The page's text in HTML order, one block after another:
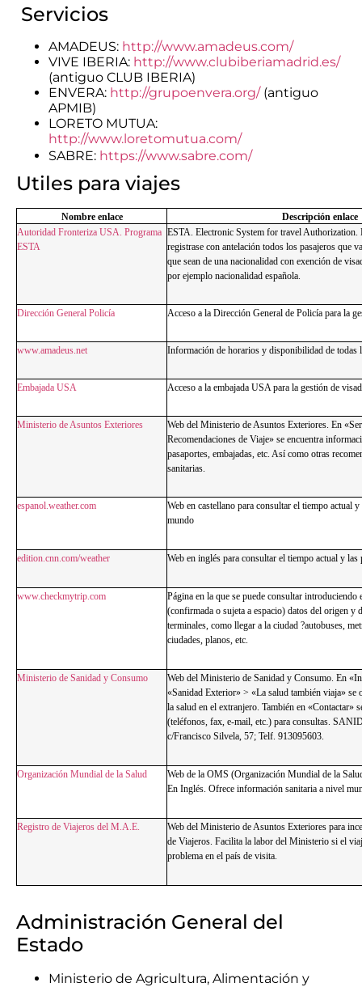
Servicios
AMADEUS: http://www.amadeus.com/
VIVE IBERIA: http://www.clubiberiamadrid.es/
(antiguo CLUB IBERIA)
ENVERA: http://grupoenvera.org/(antiguo
APMIB)
LORETO MUTUA:
http://www.loretomutua.com/
SABRE: https://www.sabre.com/
Utiles para viajes
Nombre enlace
Descripción enlace
Autoridad Fronteriza USA. Programa
ESTA
ESTA. Electronic System for travel Authorization.
registrase con antelación todos los pasajeros que
que sean de una nacionalidad con exención de
por ejemplo nacionalidad española.
Dirección General Policía Acceso a la Dirección General de Policía para la
www.amadeus.net Información de horarios y disponibilidad de todas
Embajada USA Acceso a la embajada USA para la gestión de
Ministerio de Asuntos Exteriores
Web del Ministerio de Asuntos Exteriores. En
Recomendaciones de Viaje» se encuentra
pasaportes, embajadas, etc. Así como otras
sanitarias.
espanol.weather.com
Web en castellano para consultar el tiempo actual
mundo
edition.cnn.com/weather Web en inglés para consultar el tiempo actual y
www.checkmytrip.com
Página en la que se puede consultar introduciendo
(confirmada o sujeta a espacio) datos del origen y
terminales, como llegar a la ciudad ?autobuses,
ciudades, planos, etc.
Ministerio de Sanidad y Consumo
Web del Ministerio de Sanidad y Consumo. En
«Sanidad Exterior» > «La salud también viaja» se
la salud en el extranjero. También en «Contactar»
(teléfonos, fax, e-mail, etc.) para consultas.
c/Francisco Silvela, 57; Telf. 913095603.
Organización Mundial de la Salud
Web de la OMS (Organización Mundial de la
En Inglés. Ofrece información sanitaria a nivel
Registro de Viajeros del M.A.E.
Web del Ministerio de Asuntos Exteriores para
de Viajeros. Facilita la labor del Ministerio si el
problema en el país de visita.
Administración General del
Estado
Ministerio de Agricultura, Alimentación y